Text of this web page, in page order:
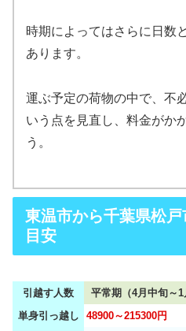
時期によってはさらに日数
あります。
運ぶ予定の荷物の中で、不
いう点を見直し、料金がか
う。
東温市から千葉県松
目安
引越す人数 平常期（4月中旬～1
単身引っ越し
48900～215300円